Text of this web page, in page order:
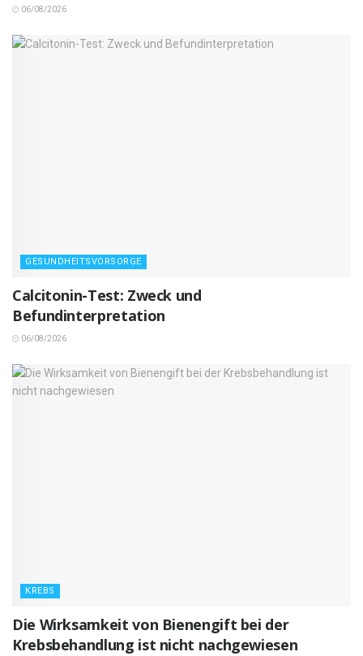
06/08/2026
GESUNDHEITSVORSORGE
Calcitonin-Test: Zweck und
Befundinterpretation
06/08/2026
KREBS
Die Wirksamkeit von Bienengift bei der
Krebsbehandlung ist nicht nachgewiesen